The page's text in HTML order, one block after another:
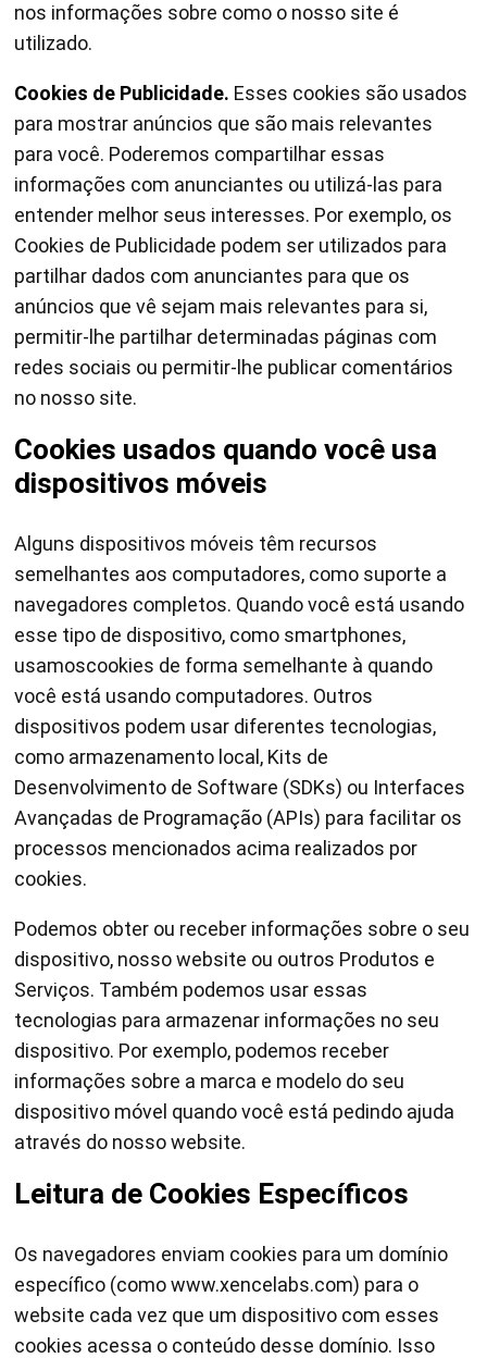
nos informações sobre como o nosso site é
utilizado.
Cookies de Publicidade. Esses cookies são usados
para mostrar anúncios que são mais relevantes
para você. Poderemos compartilhar essas
informações com anunciantes ou utilizá-las para
entender melhor seus interesses. Por exemplo, os
Cookies de Publicidade podem ser utilizados para
partilhar dados com anunciantes para que os
anúncios que vê sejam mais relevantes para si,
permitir-lhe partilhar determinadas páginas com
redes sociais ou permitir-lhe publicar comentários
no nosso site.
Cookies usados quando você usa
dispositivos móveis
Alguns dispositivos móveis têm recursos
semelhantes aos computadores, como suporte a
navegadores completos. Quando você está usando
esse tipo de dispositivo, como smartphones,
usamoscookies de forma semelhante à quando
você está usando computadores. Outros
dispositivos podem usar diferentes tecnologias,
como armazenamento local, Kits de
Desenvolvimento de Software (SDKs) ou Interfaces
Avançadas de Programação (APIs) para facilitar os
processos mencionados acima realizados por
cookies.
Podemos obter ou receber informações sobre o seu
dispositivo, nosso website ou outros Produtos e
Serviços. Também podemos usar essas
tecnologias para armazenar informações no seu
dispositivo. Por exemplo, podemos receber
informações sobre a marca e modelo do seu
dispositivo móvel quando você está pedindo ajuda
através do nosso website.
Leitura de Cookies Específicos
Os navegadores enviam cookies para um domínio
específico (como www.xencelabs.com) para o
website cada vez que um dispositivo com esses
cookies acessa o conteúdo desse domínio. Isso